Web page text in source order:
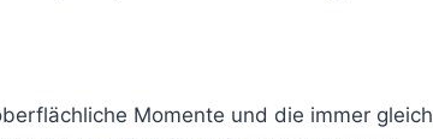
Momente und die immer gleich